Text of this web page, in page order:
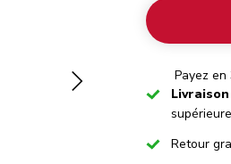
Payez
Checked
Checked
Retour